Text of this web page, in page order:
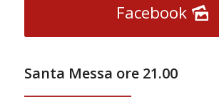
Facebook
Santa Messa ore 21.00